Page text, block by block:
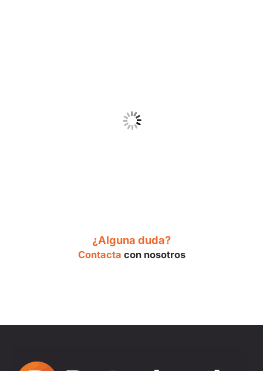
¿Alguna duda?
Contacta con nosotros